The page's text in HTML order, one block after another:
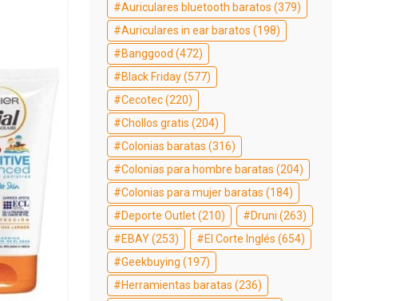
Auriculares bluetooth baratos (379)
Auriculares in ear baratos (198)
Banggood (472)
Black Friday(577)
Cecotec(220)
Chollos gratis (204)
Colonias baratas (316)
Colonias para hombre baratas (204)
Colonias para mujer baratas (184)
Deporte Outlet(210) Druni (263)
EBAY(253) El Corte Inglés (654)
Geekbuying (197)
Herramientas baratas (236)